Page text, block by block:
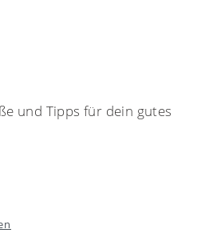
und Tipps für dein gutes